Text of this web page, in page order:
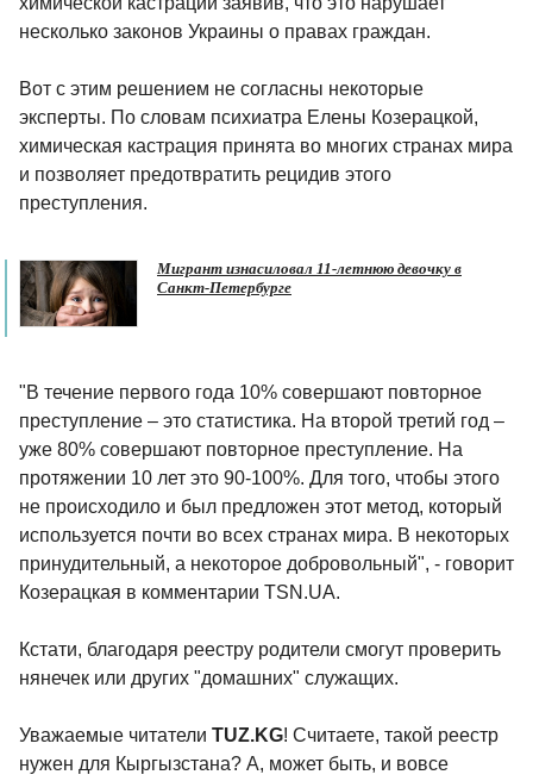
несколько законов Украины о правах граждан.
Вот с этим решением не согласны некоторые
эксперты. По словам психиатра Елены Козерацкой,
химическая кастрация принята во многих странах мира
и позволяет предотвратить рецидив этого
преступления.
Мигрант изнасиловал 11-летнюю девочку в
Санкт-Петербурге
"В течение первого года 10% совершают повторное
преступление – это статистика. На второй третий год –
уже 80% совершают повторное преступление. На
протяжении 10 лет это 90-100%. Для того, чтобы этого
не происходило и был предложен этот метод, который
используется почти во всех странах мира. В некоторых
принудительный, а некоторое добровольный", - говорит
Козерацкая в комментарии TSN.UA.
Кстати, благодаря реестру родители смогут проверить
нянечек или других "домашних" служащих.
Уважаемые читатели TUZ.KG! Считаете, такой реестр
нужен для Кыргызстана? А, может быть, и вовсе